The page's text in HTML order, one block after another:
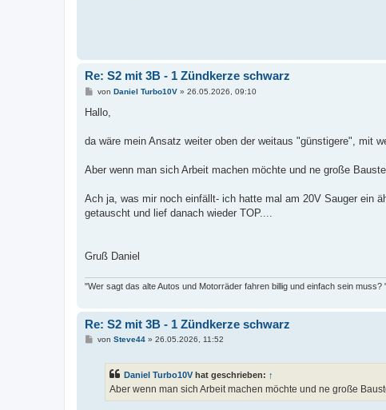
Re: S2 mit 3B - 1 Zündkerze schwarz
B
i
a
von Daniel Turbo10V» 26.05.2026, 09:10
Hallo,
da wäre mein Ansatz weiter oben der weitaus "günstigere", mit
Aber wenn man sich Arbeit machen möchte und ne große
Ach ja, was mir noch einfällt- ich hatte mal am 20V Sauger ein
getauscht und lief danach wieder TOP....
Gruß Daniel
"Wer sagt das alte Autos und Motorräder fahren billig und einfach sein muss?
Re: S2 mit 3B - 1 Zündkerze schwarz
Bvon Steve44» 26.05.2026, 11:52
Daniel Turbo10V hat geschrieben: ↑
Aber wenn man sich Arbeit machen möchte und ne große